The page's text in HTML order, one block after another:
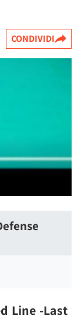
CONDIVIDI
Line -Last